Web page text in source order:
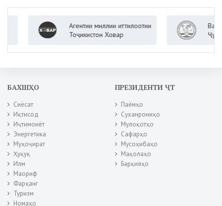
Агентии миллии иттилоотии
Тоҷикистон Ховар
Вазорати
Ҷумҳурии
БАХШҲО
Сиёсат
Иқтисод
Иҷтимоиёт
Энергетика
Муҳоҷират
Ҳуқуқ
Илм
Маориф
Фарҳанг
Туризм
Номаҳо
ПРЕЗИДЕНТИ ҶТ
Паёмҳо
Суханрониҳо
Мулоқотҳо
Сафарҳо
Мусоҳибаҳо
Мақолаҳо
Барқияҳо